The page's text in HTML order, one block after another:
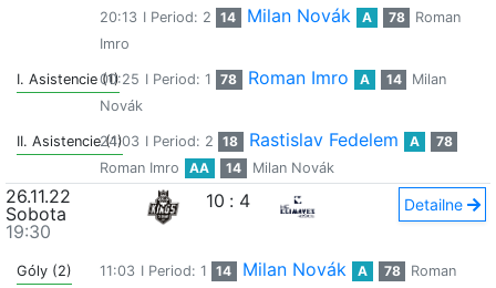
20:13 I Period: 2 14 Milan Novák A 78
Roman
Imro
I. Asistencie (1)00:25 I Period: 1 78 Roman Imro A 14
Milan
Novák
II. Asistencie (1)
24:03 I Period: 2 18 Rastislav Fedelem A
78
Roman Imro
AA 14 Milan Novák
26.11.22
Sobota
19:30
10 : 4 Detailne
Góly (2) 11:03 I Period: 1 14 Milan Novák A 78
Roman